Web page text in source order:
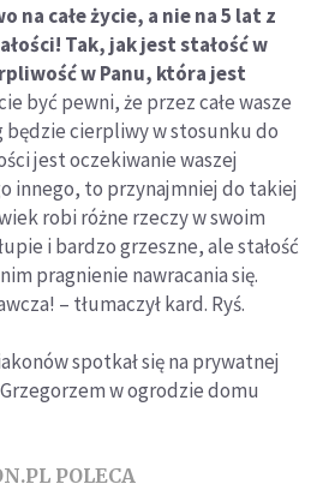
na całe życie, a nie na 5 lat z
Tak, jak jest stałość w
w Panu, która jest
być pewni, że przez całe wasze
będzie cierpliwy w stosunku do
jest oczekiwanie waszej
innego, to przynajmniej do takiej
robi różne rzeczy w swoim
i bardzo grzeszne, ale stałość
pragnienie nawracania się.
– tłumaczył kard. Ryś.
spotkał się na prywatnej
w ogrodzie domu
POLECA